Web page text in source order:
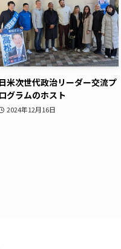
日米次世代政治リーダー交流プ
ログラムのホスト
2024年12月16日